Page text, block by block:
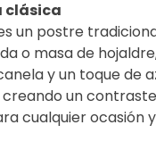
clásica
un postre
o masa de
y un toque de
creando un
cualquier ocasión